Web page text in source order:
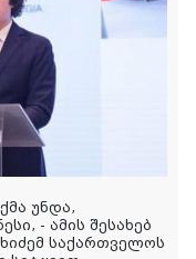
უნდა,
- ამის შესახებ
საქართველოს